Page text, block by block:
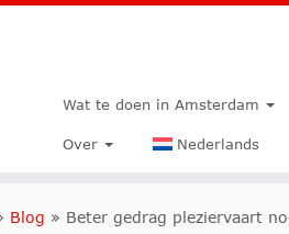
Wat te doen in Amsterdam
Over Nederlands
Blog » Beter gedrag pleziervaart